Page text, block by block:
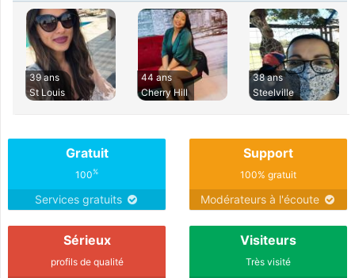
39 ans
St Louis
44 ans
Cherry Hill
38 ans
Steelville
Gratuit
100%
Services gratuits
Support
100% gratuit
Modérateurs à l'écoute
Sérieux
profils de qualité
Visiteurs
Très visité